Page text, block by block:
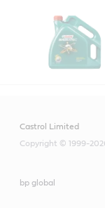
Castrol Limited
Copyright © 1999-
bp global